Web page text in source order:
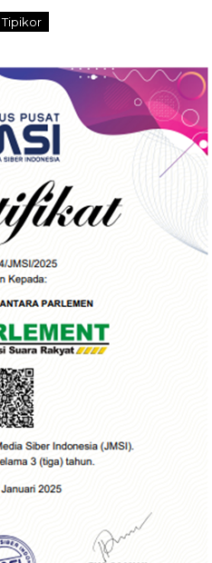
SERUAN